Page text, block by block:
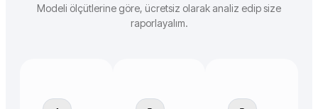
Modeli ölçütlerine göre, ücretsiz olarak analiz edip size
raporlayalım.